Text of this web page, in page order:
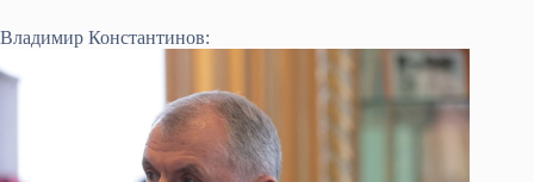
Владимир Константинов: